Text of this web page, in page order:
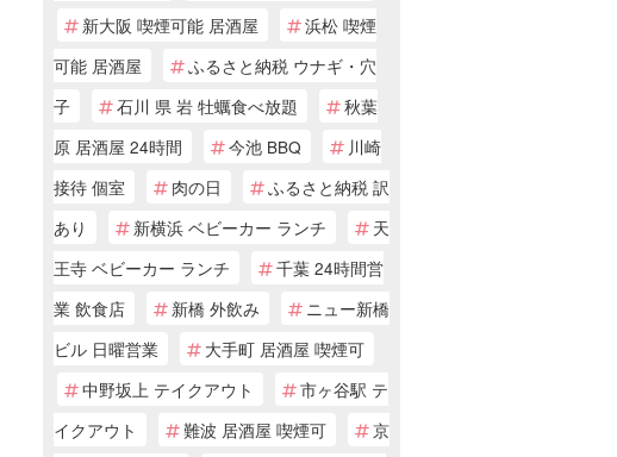
新大阪 喫煙可能 居酒屋
浜松 喫煙
可能 居酒屋
ふるさと納税 ウナギ・穴
子
石川 県 岩 牡蠣食べ放題
秋葉
原 居酒屋 24時間
今池 BBQ
川崎
接待 個室
肉の日
ふるさと納税 訳
あり
新横浜 ベビーカー ランチ
天
王寺 ベビーカー ランチ
千葉 24時間営
業 飲食店
新橋 外飲み
ニュー新橋
ビル 日曜営業
大手町 居酒屋 喫煙可
中野坂上 テイクアウト
市ヶ谷駅 テ
イクアウト
難波 居酒屋 喫煙可
京